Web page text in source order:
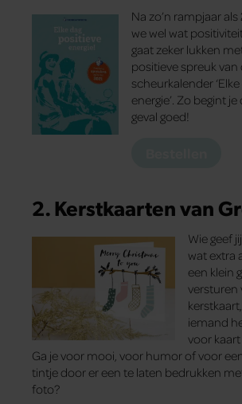
Na zo’n rampjaar
we wel wat
gaat zeker lukken
positieve spreuk van
scheurkalender
energie’. Zo begint
geval goed!
2. Kerstkaarten van
Wie geef
wat extra
een klein
versturen
iemand
voor
Ga je voor mooi, voor humor of voor
tintje door er een te laten bedrukken
foto?